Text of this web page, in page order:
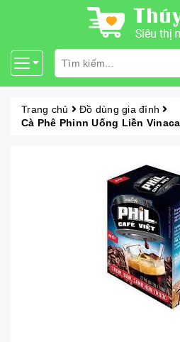
Trang chủ
Đồ dùng gia đình
Cà Phê Phinn Uống Liền